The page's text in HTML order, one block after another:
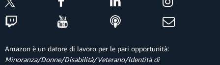
Amazon è un datore di lavoro per le pari opportunità:
Minoranza/Donne/Disabilità/Veterano/Identità di